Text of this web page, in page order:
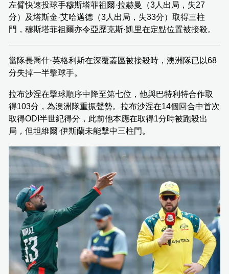
左臂快速投球手穆斯塔菲祖爾·拉赫曼（3人出局，失27
分）及塔斯金·艾哈邁德（3人出局，失33分）取得三柱
門，穆斯塔菲祖爾亦令亞歷克斯·凱里在定點位置被接殺。
當隊長喬什·英格利斯在深覆蓋區被接殺時，澳洲隊已以68
分失掉一半擊球手。
拉布沙涅在擊球順序中降至第七位，他與巴特利特合作取
得103分，為澳洲隊重振聲勢。拉布沙涅在14個回合中首次
取得ODI半世紀得分，此前他本應在取得1分時被跑殺出
局，但坦維爾·伊斯蘭未能擊中三柱門。